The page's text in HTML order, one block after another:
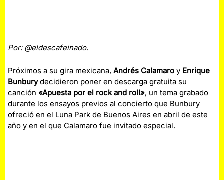
Por: @eldescafeinado.
Próximos a su gira mexicana,Andrés Calamaro y Enrique
Bunburydecidieron poner en descarga gratuita su
canción«Apuesta por el rock and roll», un tema grabado
durante los ensayos previos al concierto que Bunbury
ofreció en el Luna Park de Buenos Aires en abril de este
año y en el que Calamaro fue invitado especial.